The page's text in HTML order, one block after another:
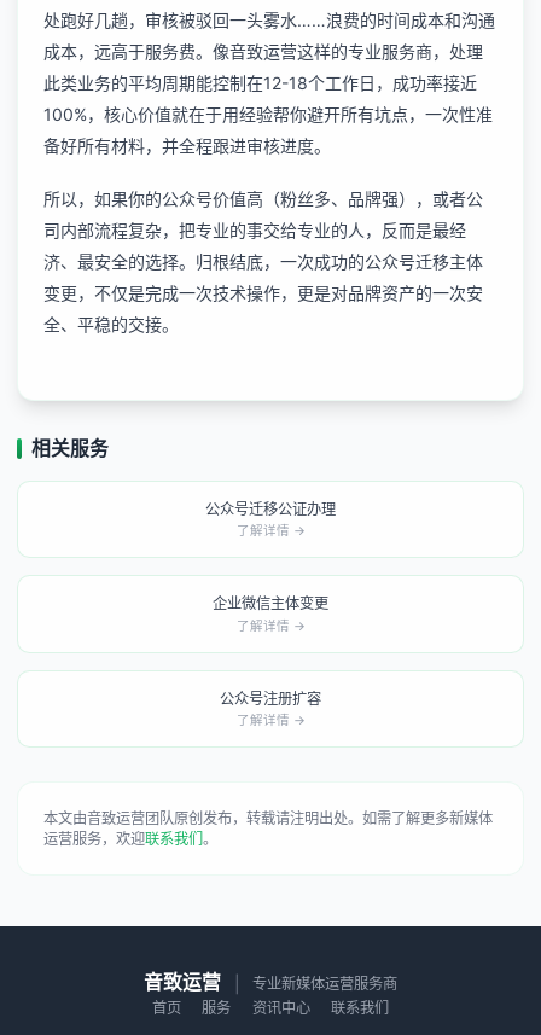
处跑好几趟，审核被驳回一头雾水……浪费的时间成本和沟通
成本，远高于服务费。像音致运营这样的专业服务商，处理
此类业务的平均周期能控制在12-18个工作日，成功率接近
100%，核心价值就在于用经验帮你避开所有坑点，一次性准
备好所有材料，并全程跟进审核进度。
所以，如果你的公众号价值高（粉丝多、品牌强），或者公
司内部流程复杂，把专业的事交给专业的人，反而是最经
济、最安全的选择。归根结底，一次成功的公众号迁移主体
变更，不仅是完成一次技术操作，更是对品牌资产的一次安
全、平稳的交接。
相关服务
公众号迁移公证办理
了解详情 →
企业微信主体变更
了解详情 →
公众号注册扩容
了解详情 →
本文由音致运营团队原创发布，转载请注明出处。如需了解更多新媒体
运营服务，欢迎联系我们 。
音致运营
专业新媒体运营服务商
首页
服务 资讯中心 联系我们